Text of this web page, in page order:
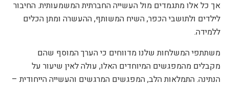
אך כל אלו מתגמדים מול העשייה החברתית המשמעותית. החיבור
לילדים ולתושבי הכפר, השיח המשותף, ההעשרה ומתן הכלים
ללמידה.
משתתפי המשלחות שלנו מדווחים כי הערך המוסף שהם
מקבלים מהמפגשים המיוחדים האלו, עולה לאין שיעור על
הנתינה. התמלאות הלב, המפגשים המרגשים והעשייה הייחודית –